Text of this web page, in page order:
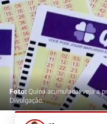
Foto:Quina acumulada: veja a
Divulgação.